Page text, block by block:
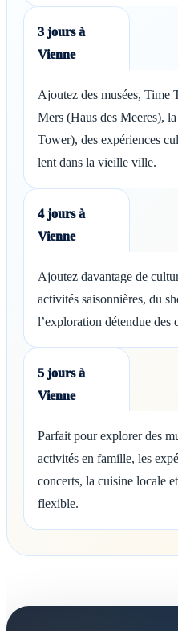
3 jours à
Vienne
Ajoutez des musées, Time
Mers (Haus des Meeres),
Tower), des expériences
lent dans la vieille ville.
4 jours à
Vienne
Ajoutez davantage de
activités saisonnières, du
l’exploration détendue des
5 jours à
Vienne
Parfait pour explorer des
activités en famille, les
concerts, la cuisine locale
flexible.